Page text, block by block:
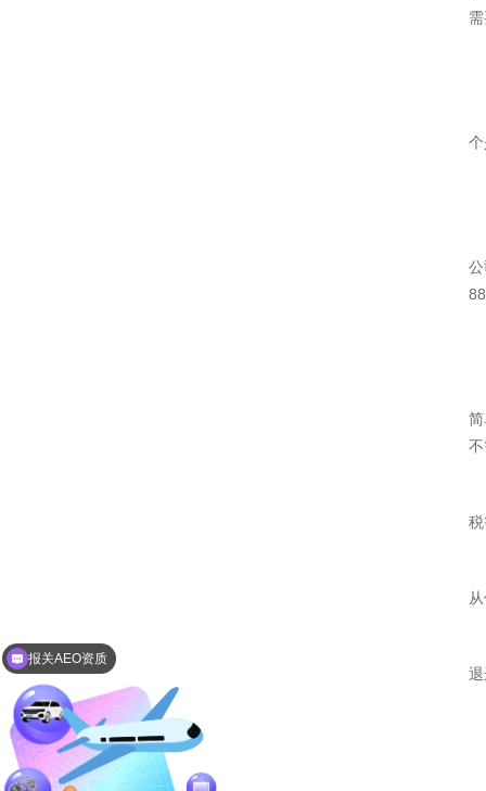
报关AEO资质